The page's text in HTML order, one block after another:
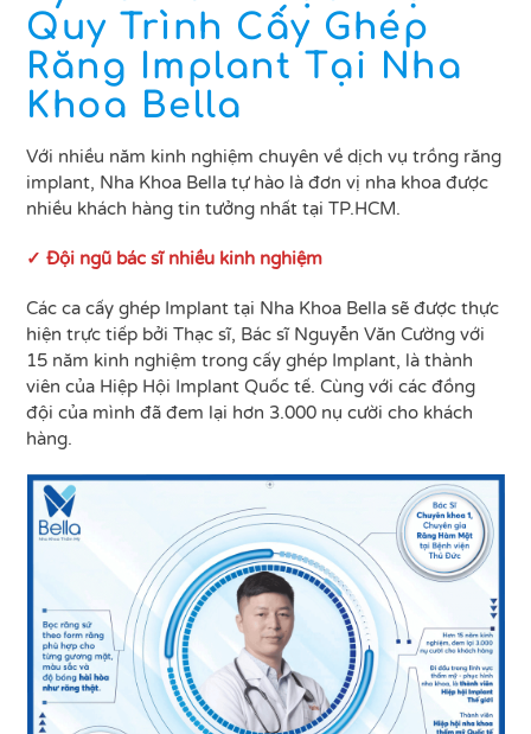
Quy Trình Cấy Ghép
Răng Implant Tại Nha
Khoa Bella
Với nhiều năm kinh nghiệm chuyên về dịch vụ trồng răng
implant, Nha Khoa Bella tự hào là đơn vị nha khoa được
nhiều khách hàng tin tưởng nhất tại TP.HCM.
✓ Đội ngũ bác sĩ nhiều kinh nghiệm
Các ca cấy ghép Implant tại Nha Khoa Bella sẽ được thực
hiện trực tiếp bởi Thạc sĩ, Bác sĩ Nguyễn Văn Cường với
15 năm kinh nghiệm trong cấy ghép Implant, là thành
viên của Hiệp Hội Implant Quốc tế. Cùng với các đồng
đội của mình đã đem lại hơn 3.000 nụ cười cho khách
hàng.